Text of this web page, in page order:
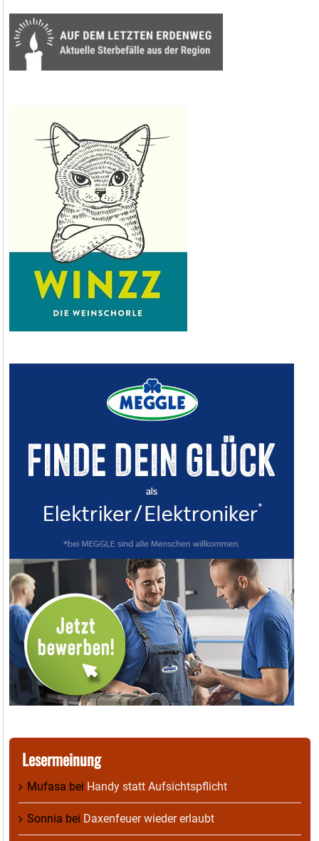
Lesermeinung
Mufasa bei Handy statt Aufsichtspflicht
Sonnia bei Daxenfeuer wieder erlaubt